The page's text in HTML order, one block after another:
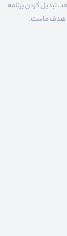
تبدیل کردن برنامه
هدف ماست.